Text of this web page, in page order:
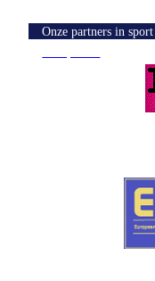
Onze partners in sport